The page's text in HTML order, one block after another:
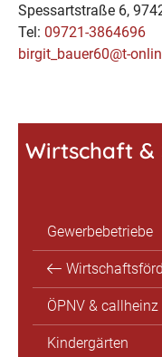
Spessartstraße 6,
Tel: 09721-3864696
birgit_bauer60@t-
Wirtschaft &
Gewerbebetriebe
ÖPNV & callheinz
Kindergärten